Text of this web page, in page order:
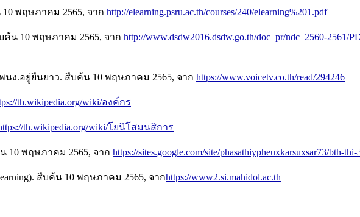
พฤษภาคม 2565, จาก http://elearning.psru.ac.th/courses/240/elearning%201.pdf
ค้น 10 พฤษภาคม 2565, จาก http://www.dsdw2016.dsdw.go.th/doc_pr/ndc_2560-
ง.อยู่ยืนยาว. สืบค้น 10 พฤษภาคม 2565, จาก https://www.voicetv.co.th/read/294246
th.wikipedia.org/wiki/องค์กร
th.wikipedia.org/wiki/โยนิโสมนสิการ
10 พฤษภาคม 2565, จาก https://sites.google.com/site/phasathiypheuxkarsuxsar73/bth-
สืบค้น 10 พฤษภาคม 2565, จากhttps://www2.si.mahidol.ac.th